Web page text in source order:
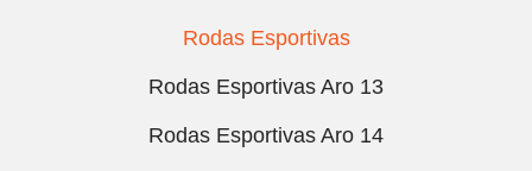
Rodas Esportivas
Rodas Esportivas Aro 13
Rodas Esportivas Aro 14